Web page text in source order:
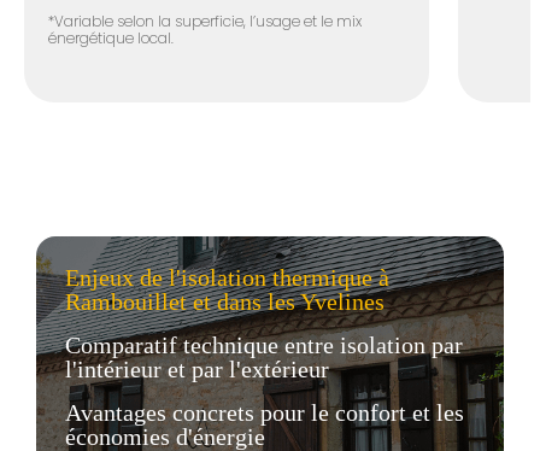
*Variable selon la superficie, l’usage et le mix
énergétique local.
Enjeux de l'isolation thermique à
Rambouillet et dans les Yvelines
Comparatif technique entre isolation par
l'intérieur et par l'extérieur
Avantages concrets pour le confort et les
économies d'énergie